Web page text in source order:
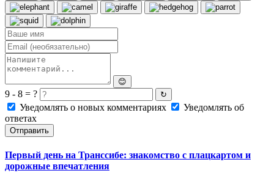
😊
9 - 8 = ? ↻
Уведомлять о новых комментариях
Уведомлять об
ответах
Отправить
Первый день на Транссибе: знакомство с плацкартом и
дорожные впечатления